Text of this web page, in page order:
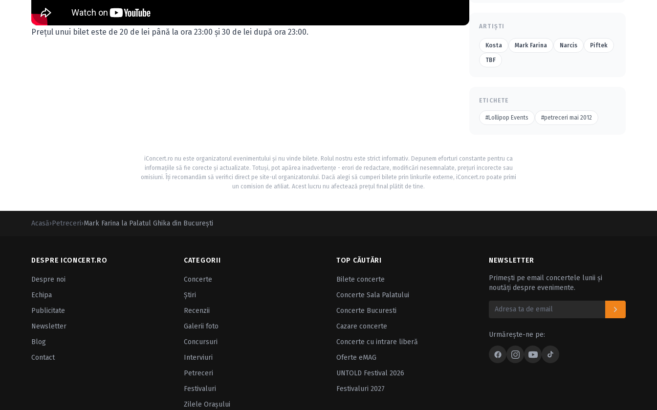
Preţul unui bilet este de 20 de lei până la ora 23:00 şi 30 de lei după ora 23:00.
ARTIȘTI
Kosta Mark Farina Narcis Piftek
TBF
ETICHETE
#Lollipop Events #petreceri mai 2012
iConcert.ro nu este organizatorul evenimentului și nu vinde bilete. Rolul nostru este strict informativ. Depunem eforturi constante pentru ca
informațiile să fie corecte și actualizate. Totuși, pot apărea inadvertențe - erori de redactare, modificări nesemnalate, prețuri incorecte sau
omisiuni. Îți recomandăm să verifici direct pe site-ul organizatorului. Dacă alegi să cumperi bilete prin linkurile externe, iConcert.ro poate primi
un comision de afiliat. Acest lucru nu afectează prețul final plătit de tine.
Acasă›Petreceri›Mark Farina la Palatul Ghika din Bucureşti
DESPRE ICONCERT.RO
Despre noi
Echipa
Publicitate
Newsletter
Blog
Contact
CATEGORII
Concerte
Ştiri
Recenzii
Galerii foto
Concursuri
Interviuri
Petreceri
Festivaluri
Zilele Oraşului
TOP CĂUTĂRI
Bilete concerte
Concerte Sala Palatului
Concerte Bucuresti
Cazare concerte
Concerte cu intrare liberă
Oferte eMAG
UNTOLD Festival 2026
Festivaluri 2027
NEWSLETTER
Primești pe email concertele lunii și
noutăți despre evenimente.
Urmărește-ne pe: